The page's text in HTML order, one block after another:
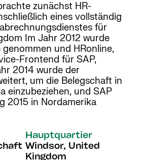
zunächst HR-
eines vollständig
für
Im Jahr 2012 wurde
und HRonline,
Frontend für SAP,
2014 wurde der
um die Belegschaft in
einzubeziehen, und SAP
2015 in Nordamerika
Hauptquartier
Windsor, United
Kingdom